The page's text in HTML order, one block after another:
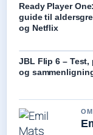
Ready Player One:
guide til
og Netflix
JBL Flip 6 – Test,
og